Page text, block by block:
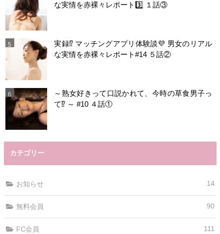
な実情を赤裸々レポート3️⃣ １話③
実録⁉️ マッチングアプリ体験談💜 男女のリアル
な実情を赤裸々レポート#14 ５話②
～熟女好きって口説かれて、今時の草食男子っ
て⁉️ ～ #10 ４話①
カテゴリー
お知らせ 14
無料会員 90
FC会員 111